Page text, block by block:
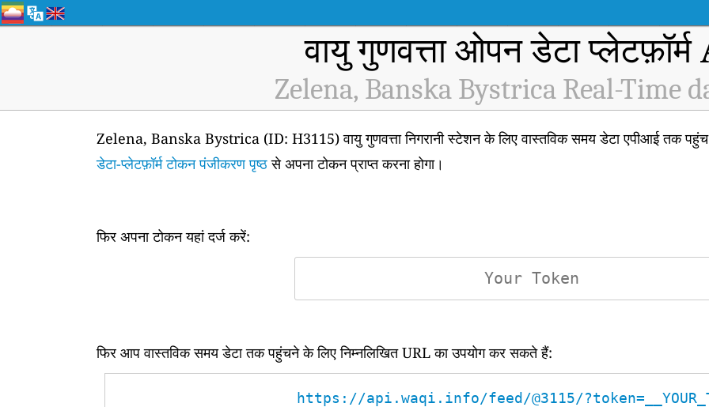
वायु गुणवत्ता ओपन डेटा
Zelena, Banska Bystrica Real-Time
Zelena, Banska Bystrica (ID: H3115) वायु गुणवत्ता निगरानी स्टेशन के लिए वास्तविक समय डेटा एपीआई तक
डेटा-प्लेटफ़ॉर्म टोकन पंजीकरण पृष्ठसे अपना टोकन प्राप्त करना होगा।
फिर अपना टोकन यहां दर्ज करें:
फिर आप वास्तविक समय डेटा तक पहुंचने के लिए निम्नलिखित URL का उपयोग कर सकते हैं:
https://api.waqi.info/feed/@3115/